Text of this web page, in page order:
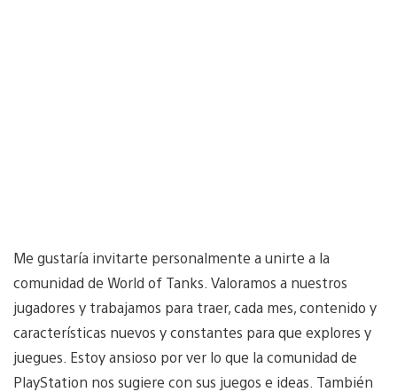
Me gustaría invitarte personalmente a unirte a la
comunidad de World of Tanks. Valoramos a nuestros
jugadores y trabajamos para traer, cada mes, contenido y
características nuevos y constantes para que explores y
juegues. Estoy ansioso por ver lo que la comunidad de
PlayStation nos sugiere con sus juegos e ideas. También